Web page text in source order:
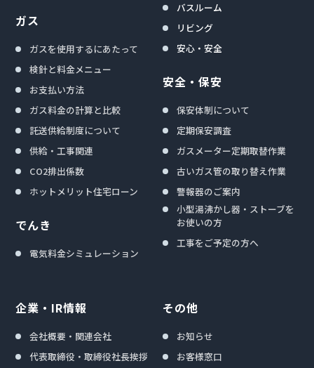
ガス
ガスを使用するにあたって
検針と料金メニュー
お支払い方法
ガス料金の計算と比較
託送供給制度について
供給・工事関連
CO2排出係数
ホットメリット住宅ローン
でんき
電気料金シミュレーション
バスルーム
リビング
安心・安全
安全・保安
保安体制について
定期保安調査
ガスメーター定期取替作業
古いガス管の取り替え作業
警報器のご案内
小型湯沸かし器・ストーブを
お使いの方
工事をご予定の方へ
企業・IR情報
会社概要・関連会社
代表取締役・取締役社長挨拶
その他
お知らせ
お客様窓口